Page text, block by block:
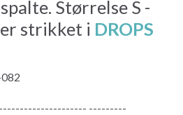
Størrelse S -
strikket i DROPS
---------